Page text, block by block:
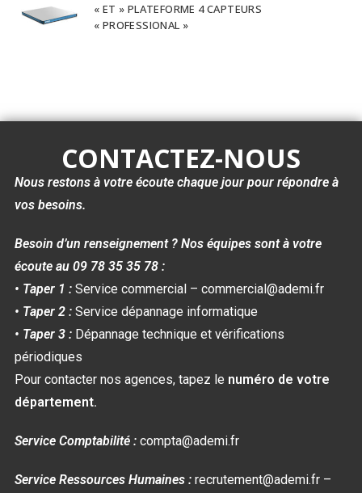
« ET » PLATEFORME 4 CAPTEURS
« PROFESSIONAL »
CONTACTEZ-NOUS
Nous restons à votre écoute chaque jour pour répondre à
vos besoins.
Besoin d’un renseignement ? Nos équipes sont à votre
écoute au 09 78 35 35 78 :
• Taper 1 : Service commercial – commercial@ademi.fr
• Taper 2 :Service dépannage informatique
• Taper 3 :Dépannage technique et vérifications
périodiques
Pour contacter nos agences, tapez le numéro de votre
département.
Service Comptabilité : compta@ademi.fr
Service Ressources Humaines : recrutement@ademi.fr –